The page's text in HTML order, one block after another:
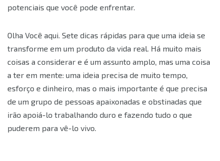
potenciais que você pode enfrentar.
Olha Você aqui. Sete dicas rápidas para que uma ideia se
transforme em um produto da vida real. Há muito mais
coisas a considerar e é um assunto amplo, mas uma coisa
a ter em mente: uma ideia precisa de muito tempo,
esforço e dinheiro, mas o mais importante é que precisa
de um grupo de pessoas apaixonadas e obstinadas que
irão apoiá-lo trabalhando duro e fazendo tudo o que
puderem para vê-lo vivo.